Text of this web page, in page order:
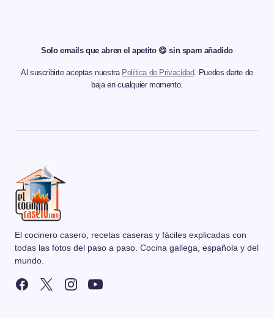
Solo emails que abren el apetito 😋 sin spam añadido
Al suscribirte aceptas nuestra Política de Privacidad. Puedes darte de
baja en cualquier momento.
El cocinero casero, recetas caseras y fáciles explicadas con
todas las fotos del paso a paso. Cocina gallega, española y del
mundo.